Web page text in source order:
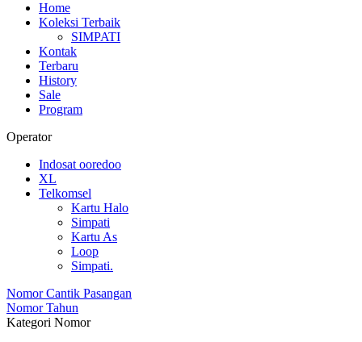
Home
Koleksi Terbaik
SIMPATI
Kontak
Terbaru
History
Sale
Program
Operator
Indosat ooredoo
XL
Telkomsel
Kartu Halo
Simpati
Kartu As
Loop
Simpati.
Nomor Cantik Pasangan
Nomor Tahun
Kategori Nomor